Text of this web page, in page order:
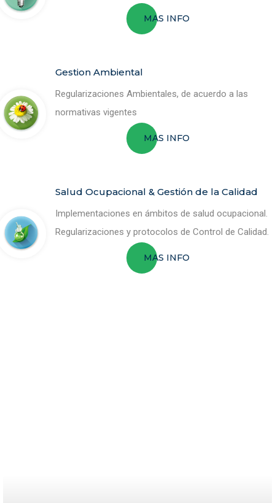
MAS INFO
Gestion Ambiental
Regularizaciones Ambientales, de acuerdo a las
normativas vigentes
MAS INFO
Salud Ocupacional & Gestión de la Calidad
Implementaciones en ámbitos de salud ocupacional.
Regularizaciones y protocolos de Control de Calidad.
MAS INFO